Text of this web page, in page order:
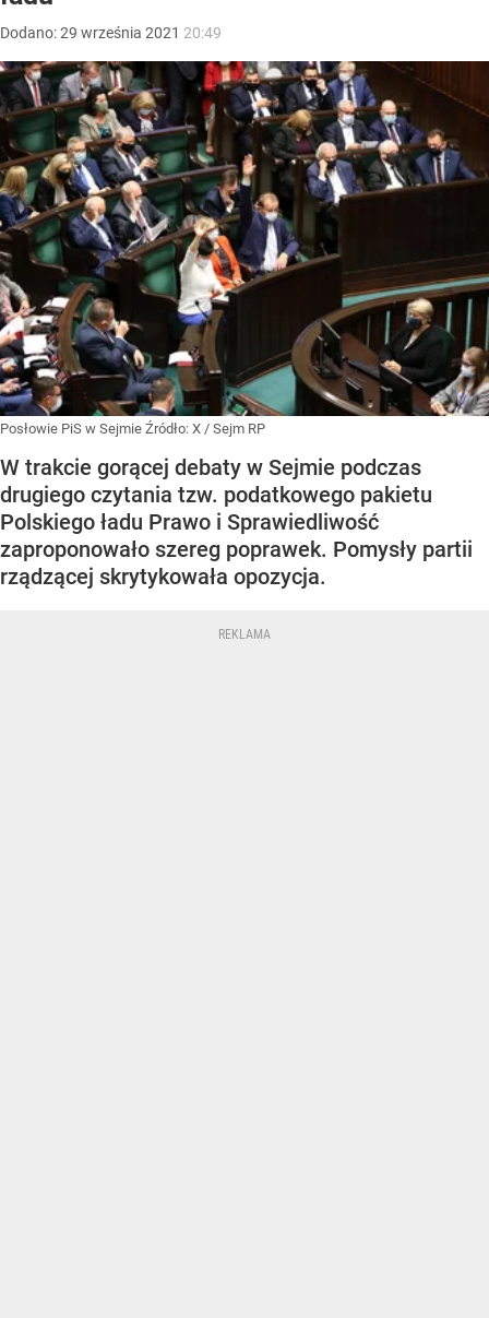
Dodano:29 września 2021 20:49
Posłowie PiS w Sejmie Źródło: X / Sejm RP
W trakcie gorącej debaty w Sejmie podczas
drugiego czytania tzw. podatkowego pakietu
Polskiego ładu Prawo i Sprawiedliwość
zaproponowało szereg poprawek. Pomysły partii
rządzącej skrytykowała opozycja.